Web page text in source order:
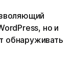
но и
обнаруживать